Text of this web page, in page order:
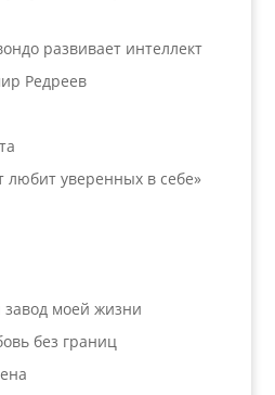
развивает интеллект
Редреев
любит уверенных в себе»
завод моей жизни
без границ